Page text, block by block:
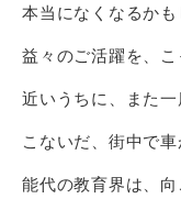
本当になくなるかも
益々のご活躍を、こ
近いうちに、また一
こないだ、街中で
能代の教育界は、